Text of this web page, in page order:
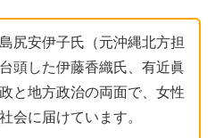
尻安伊子氏（元沖縄北方担
頭した伊藤香織氏、有近眞
と地方政治の両面で、女性
会に届けています。